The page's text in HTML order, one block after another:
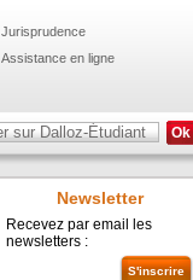
Jurisprudence
Assistance en ligne
Newsletter
Recevez par email les
newsletters :